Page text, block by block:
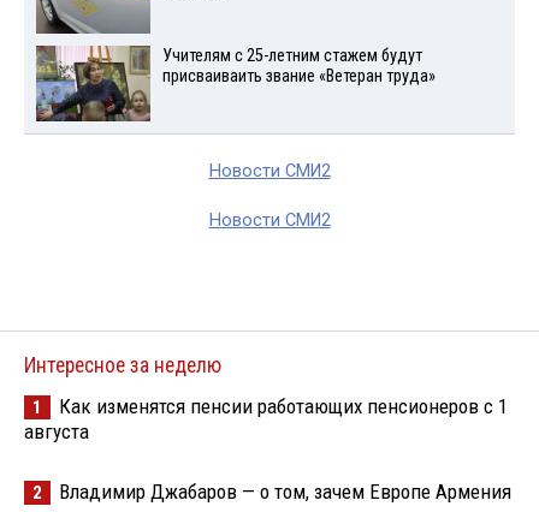
Учителям с 25-летним стажем будут
присваиваить звание «Ветеран труда»
Новости СМИ2
Новости СМИ2
Интересное за неделю
1
Как изменятся пенсии работающих пенсионеров с 1
августа
2 Владимир Джабаров — о том, зачем Европе Армения